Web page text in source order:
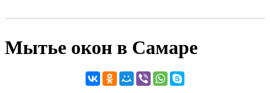
Мытье окон в Самаре